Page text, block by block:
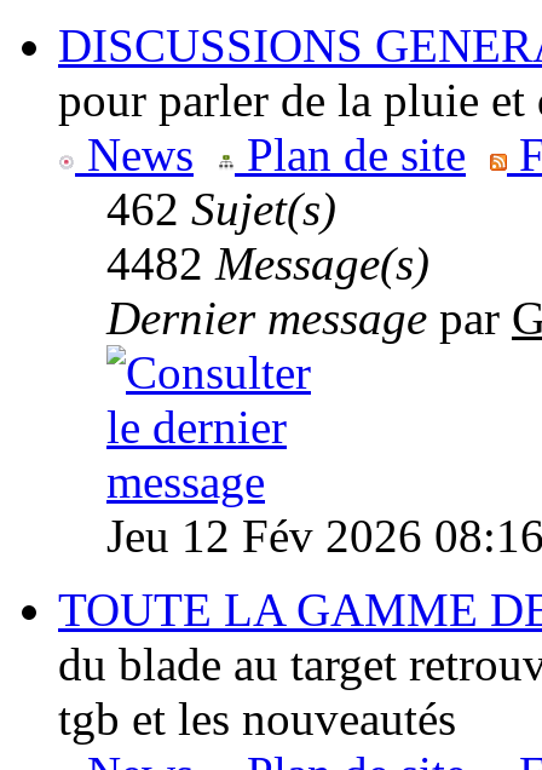
DISCUSSIONS
pour parler de la pluie et
News
Plan de site
462 Sujet(s)
4482 Message(s)
Dernier message par
Jeu 12 Fév 2026
TOUTE LA GAMME
du blade au target
tgb et les nouveautés